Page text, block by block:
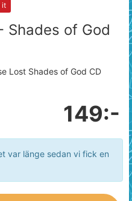
it
Shades of God
Lost Shades of God CD
149:-
var länge sedan vi fick en